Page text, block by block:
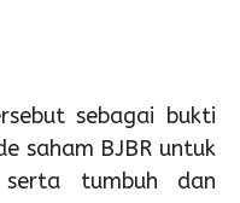
sebagai bukti
saham BJBR untuk
tumbuh dan